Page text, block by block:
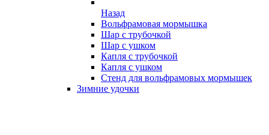
Назад
Вольфрамовая мормышка
Шар с трубочкой
Шар с ушком
Капля с трубочкой
Капля с ушком
Стенд для вольфрамовых мормышек
Зимние удочки